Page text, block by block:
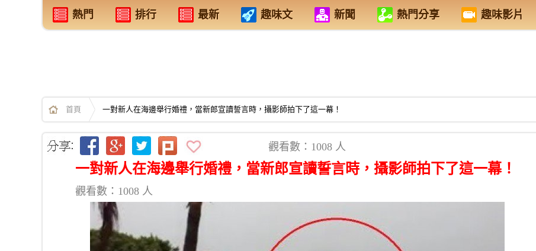
熱門 排行 最新 趣味文 新聞 熱門分享 趣味影片
首頁 一對新人在海邊舉行婚禮，當新郎宣讀誓言時，攝影師拍下了這一幕！
觀看數：1008 人
一對新人在海邊舉行婚禮，當新郎宣讀誓言時，攝影師拍下了這一幕！
觀看數：1008 人